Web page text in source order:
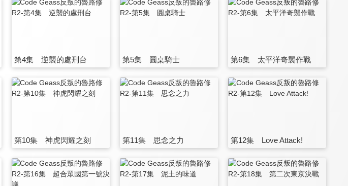
第4集 逆襲的處刑台 第5集 圓桌騎士 第6集 太平洋奇襲作戰
第10集 神虎閃耀之刻 第11集 思念之力 第12集 Love Attack!